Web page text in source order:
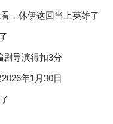
，休伊这回当上英雄了
剧导演得扣3分
年1月30日